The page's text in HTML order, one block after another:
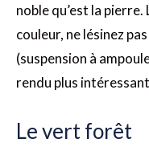
noble qu’est la
couleur, ne lésinez
(suspension à
rendu plus
Le vert forêt